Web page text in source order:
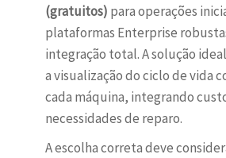
(gratuitos) para operações
plataformas Enterprise
integração total. A solução
a visualização do ciclo de vida
cada máquina, integrando
necessidades de reparo.
A escolha correta deve